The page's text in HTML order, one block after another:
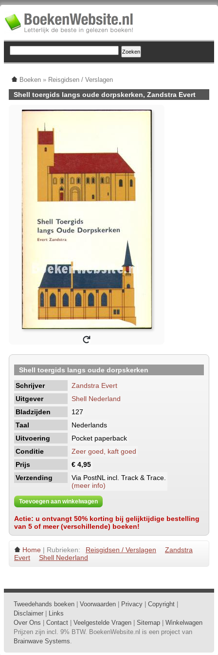
Boeken » Reisgidsen / Verslagen
Shell toergids langs oude dorpskerken, Zandstra Evert
Shell toergids langs oude dorpskerken
Schrijver
Zandstra Evert
Uitgever
Shell Nederland
Bladzijden
127
Taal
Nederlands
Uitvoering
Pocket paperback
Conditie
Zeer goed, kaft goed
Prijs
€ 4,95
Verzending
Via PostNL incl. Track & Trace.
(meer info)
Toevoegen aan winkelwagen
Actie: u ontvangt 50% korting bij gelijktijdige bestelling
van 5 of meer (verschillende) boeken!
Home | Rubrieken: Reisgidsen / Verslagen
Zandstra
Evert
Shell Nederland
Tweedehands boeken Voorwaarden Privacy Copyright
Disclaimer
Links
Over Ons
Contact Veelgestelde Vragen Sitemap
Winkelwagen
Prijzen zijn incl. 9% BTW. BoekenWebsite.nl is een project van
Brainwave Systems.